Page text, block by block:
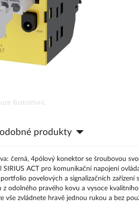
ilustrativní.
produkty
černá, 4pólový konektor se šroubovou
ACT pro komunikační napojení
povelových a signalizačních
odolného pravého kovu a vysoce
vše zvládnete hravě jednou rukou a bez